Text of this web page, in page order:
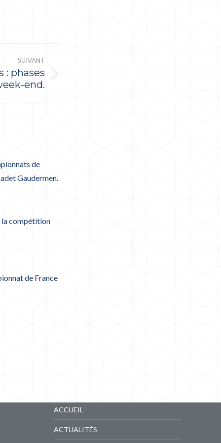
SUIVANT
: phases
end.
de
Gaudermen.
la compétition
de France
ACCUEIL
ACTUALITÉS